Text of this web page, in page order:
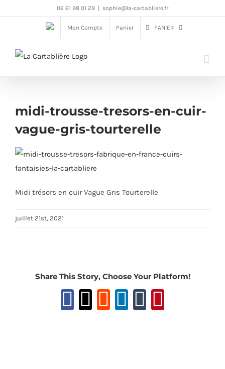
06 61 98 01 29 sophie@la-cartabliere.fr
Mon Compte Panier PANIER
midi-trousse-tresors-en-cuir-
vague-gris-tourterelle
Midi trésors en cuir Vague Gris Tourterelle
juillet 21st, 2021
Share This Story, Choose Your Platform!
Facebook
XReddit
LinkedIn
Tumblr